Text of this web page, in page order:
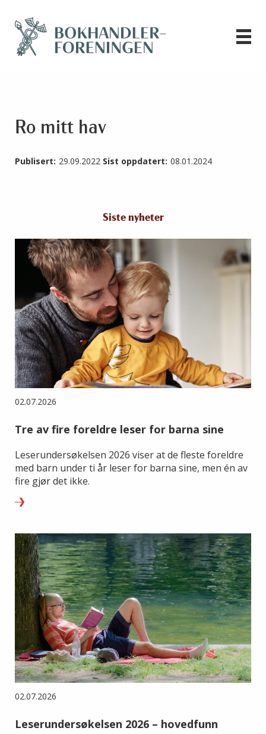
Ro mitt hav
Publisert: 29.09.2022 Sist oppdatert: 08.01.2024
Siste nyheter
02.07.2026
Tre av fire foreldre leser for barna sine
Leserundersøkelsen 2026 viser at de fleste foreldre
med barn under ti år leser for barna sine, men én av
fire gjør det ikke.
02.07.2026
Leserundersøkelsen 2026 – hovedfunn